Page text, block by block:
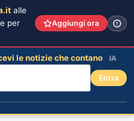
alle
per
Aggiungi ora
le notizie che contano IA
Entra